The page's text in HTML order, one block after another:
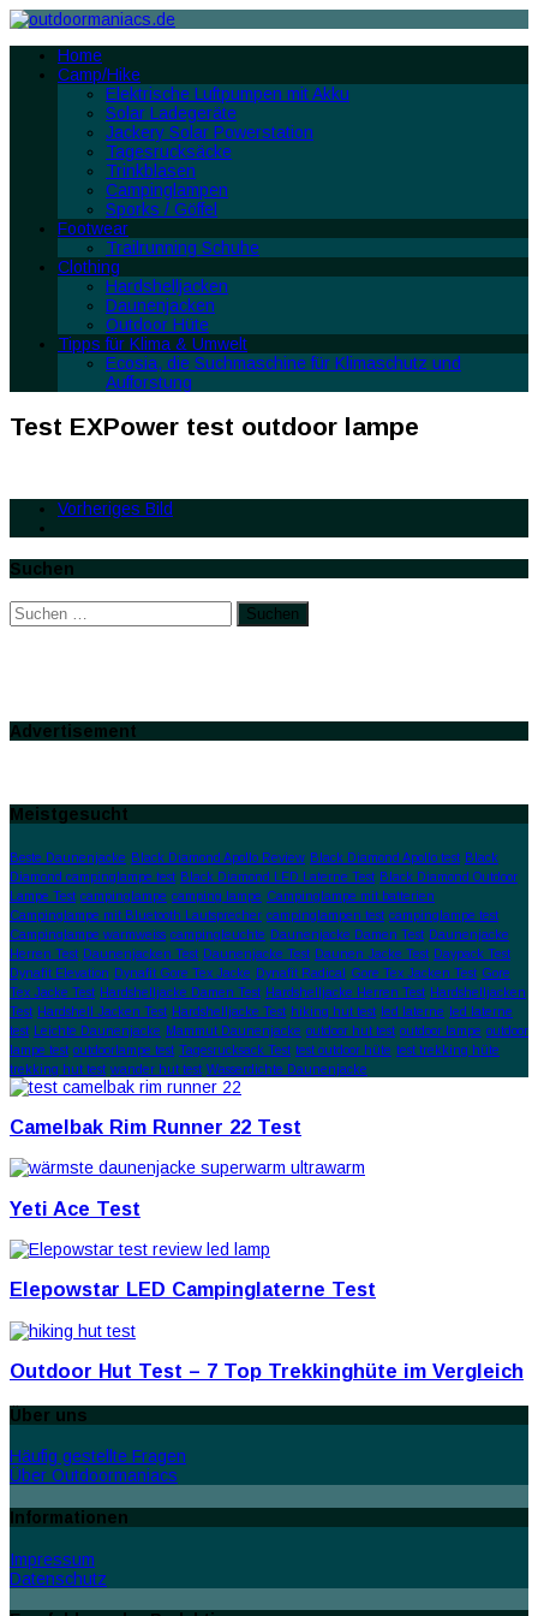
Home
Camp/Hike
Elektrische Luftpumpen mit Akku
Solar Ladegeräte
Jackery Solar Powerstation
Tagesrucksäcke
Trinkblasen
Campinglampen
Sporks / Göffel
Footwear
Trailrunning Schuhe
Clothing
Hardshelljacken
Daunenjacken
Outdoor Hüte
Tipps für Klima & Umwelt
Ecosia, die Suchmaschine für Klimaschutz und
Aufforstung
Test EXPower test outdoor lampe
Vorheriges Bild
Suchen
Suchen
nach:
Advertisement
Meistgesucht
Beste Daunenjacke Black Diamond Apollo Review Black Diamond Apollo test Black
Diamond campinglampe test Black Diamond LED Laterne Test Black Diamond Outdoor
Lampe Test campinglampe camping lampe Campinglampe mit batterien
Campinglampe mit Bluetooth Lautsprecher campinglampen test campinglampe test
Campinglampe warmweiss campingleuchte Daunenjacke Damen Test Daunenjacke
Herren Test Daunenjacken Test Daunenjacke Test Daunen Jacke Test Daypack Test
Dynafit Elevation Dynafit Gore Tex Jacke Dynafit Radical Gore Tex Jacken Test Gore
Tex Jacke Test Hardshelljacke Damen Test Hardshelljacke Herren Test Hardshelljacken
Test Hardshell Jacken Test Hardshelljacke Test hiking hut test led laterne led laterne
test Leichte Daunenjacke Mammut Daunenjacke outdoor hut test outdoor lampe outdoor
lampe test outdoorlampe test Tagesrucksack Test test outdoor hüte test trekking hüte
trekking hut test wander hut test Wasserdichte Daunenjacke
Camelbak Rim Runner 22 Test
Yeti Ace Test
Elepowstar LED Campinglaterne Test
Outdoor Hut Test – 7 Top Trekkinghüte im Vergleich
Über uns
Häufig gestellte Fragen
Über Outdoormaniacs
Informationen
Impressum
Datenschutz